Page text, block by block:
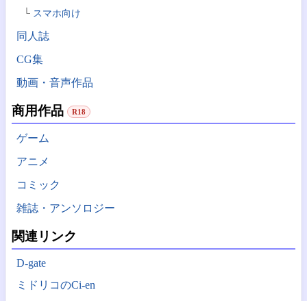
スマホ向け
同人誌
CG集
動画・音声作品
商用作品 R18
ゲーム
アニメ
コミック
雑誌・アンソロジー
関連リンク
D-gate
ミドリコのCi-en